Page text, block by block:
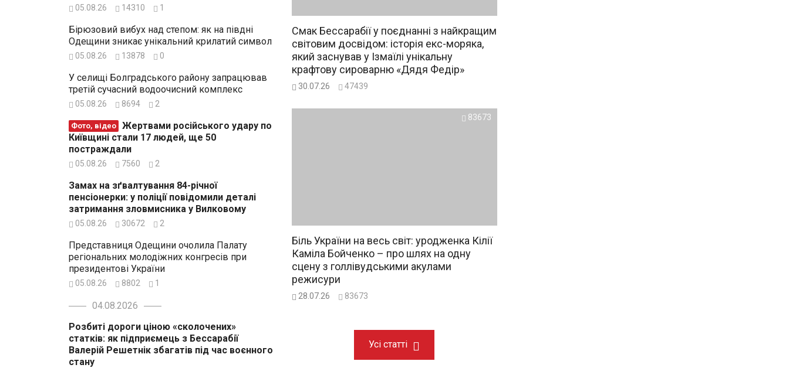
05.08.26 14310 1
Бірюзовий вибух над степом: як на півдні
Одещини зникає унікальний крилатий символ
05.08.26 13878 0
У селищі Болградського району запрацював
третій сучасний водоочисний комплекс
05.08.26 8694 2
Фото, відео
Київщині стали 17 людей, ще 50
постраждали
05.08.26 7560 2
Замах на зґвалтування 84-річної
пенсіонерки: у поліції повідомили деталі
затримання зловмисника у Вилковому
05.08.26 30672 2
Представниця Одещини очолила Палату
регіональних молодіжних конгресів при
президентові України
05.08.26 8802 1
04.08.2026
Розбиті дороги ціною «сколочених»
статків: як підприємець з Бессарабії
Валерій Решетнік збагатів під час воєнного
стану
Смак Бессарабії у поєднанні з найкращим
світовим досвідом: історія екс-моряка,
який заснував у Ізмаїлі унікальну
крафтову сироварню «Дядя Федір»
30.07.26 47439
83673
Біль України на весь світ: уродженка Кілії
Каміла Бойченко – про шлях на одну
сцену з голлівудськими акулами
режисури
28.07.26 83673
Усі статті